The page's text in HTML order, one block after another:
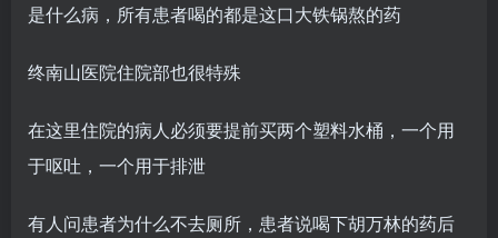
是什么病，所有患者喝的都是这口大铁锅熬的药
终南山医院住院部也很特殊
在这里住院的病人必须要提前买两个塑料水桶，一个用
于呕吐，一个用于排泄
有人问患者为什么不去厕所，患者说喝下胡万林的药后